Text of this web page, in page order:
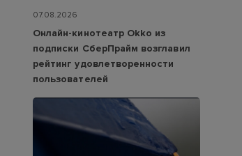
07.08.2026
Онлайн-кинотеатр Okko из
подписки СберПрайм возглавил
рейтинг удовлетворенности
пользователей